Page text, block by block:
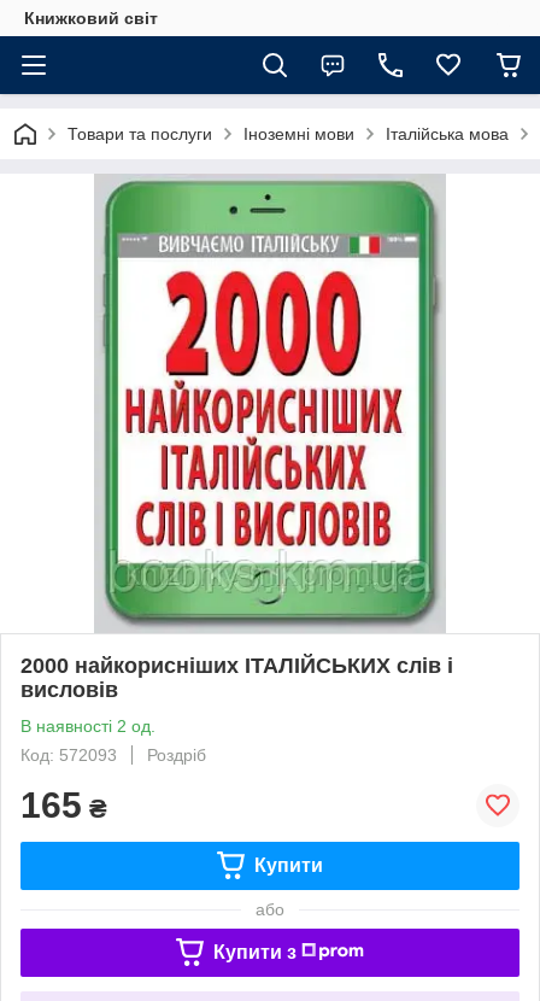
Книжковий світ
Товари та послуги Іноземні мови Італійська мова
2000 найкорисніших ІТАЛІЙСЬКИХ слів і
висловів
В наявності 2 од.
Код: 572093
Роздріб
165 ₴
Купити
або
Купити з